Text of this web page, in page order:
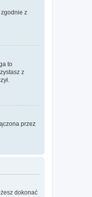
zgodnie z
to
z
przez
dokonać